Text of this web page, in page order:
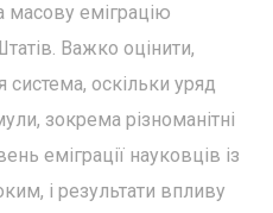
масову еміграцію
Важко оцінити,
оскільки уряд
зокрема різноманітні
еміграції науковців із
і результати впливу